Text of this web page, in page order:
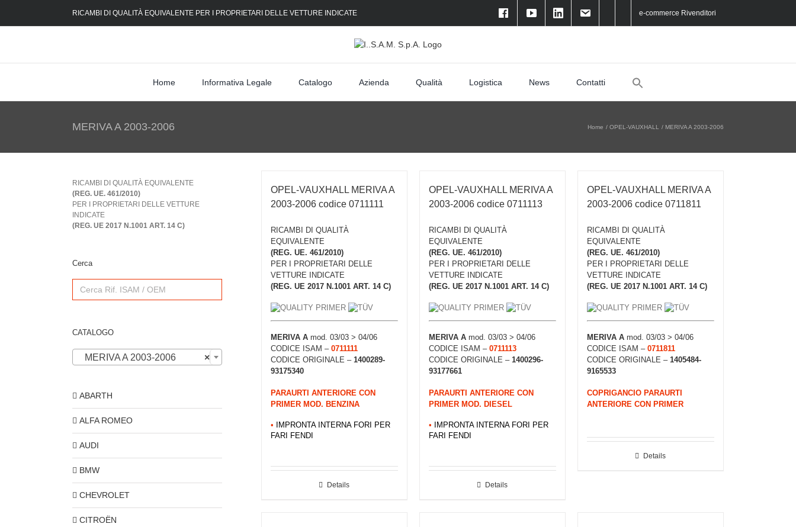
RICAMBI DI QUALITÀ EQUIVALENTE PER I PROPRIETARI DELLE VETTURE INDICATE e-commerce Rivenditori
Home Informativa Legale Catalogo Azienda Qualità Logistica News Contatti
MERIVA A 2003-2006 Home OPEL-VAUXHALL MERIVA A 2003-2006
OPEL-VAUXHALL MERIVA A
2003-2006 codice 0711111
RICAMBI DI QUALITÀ
EQUIVALENTE
(REG. UE. 461/2010)
PER I PROPRIETARI DELLE
VETTURE INDICATE
(REG. UE 2017 N.1001 ART. 14 C)
MERIVA A mod. 03/03 > 04/06
CODICE ISAM – 0711111
CODICE ORIGINALE – 1400289-
93175340
PARAURTI ANTERIORE CON
PRIMER MOD. BENZINA
•
IMPRONTA INTERNA FORI PER
FARI FENDI
Details
OPEL-VAUXHALL MERIVA A
2003-2006 codice 0711113
RICAMBI DI QUALITÀ
EQUIVALENTE
(REG. UE. 461/2010)
PER I PROPRIETARI DELLE
VETTURE INDICATE
(REG. UE 2017 N.1001 ART. 14 C)
MERIVA Amod. 03/03 > 04/06
CODICE ISAM – 0711113
CODICE ORIGINALE – 1400296-
93177661
PARAURTI ANTERIORE CON
PRIMER MOD. DIESEL
•
IMPRONTA INTERNA FORI PER
FARI FENDI
Details
OPEL-VAUXHALL MERIVA A
2003-2006 codice 0711811
RICAMBI DI QUALITÀ
EQUIVALENTE
(REG. UE. 461/2010)
PER I PROPRIETARI DELLE
VETTURE INDICATE
(REG. UE 2017 N.1001 ART. 14 C)
MERIVA Amod. 03/03 > 04/06
CODICE ISAM – 0711811
CODICE ORIGINALE – 1405484-
9165533
COPRIGANCIO PARAURTI
ANTERIORE CON PRIMER
Details
RICAMBI DI QUALITÀ EQUIVALENTE
(REG. UE. 461/2010)
PER I PROPRIETARI DELLE VETTURE
INDICATE
(REG. UE 2017 N.1001 ART. 14 C)
Cerca
Search
for:
CATALOGO
×
MERIVA A 2003-2006
ABARTH
ALFA ROMEO
AUDI
BMW
CHEVROLET
CITROËN